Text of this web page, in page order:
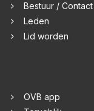
Bestuur / Contact
Leden
Lid worden
OVB app